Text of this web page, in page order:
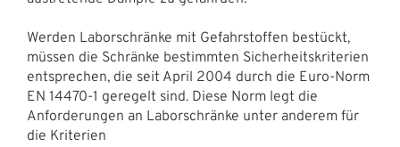
Werden Laborschränke mit Gefahrstoffen bestückt,
müssen die Schränke bestimmten Sicherheitskriterien
entsprechen, die seit April 2004 durch die Euro-Norm
EN 14470-1 geregelt sind. Diese Norm legt die
Anforderungen an Laborschränke unter anderem für
die Kriterien